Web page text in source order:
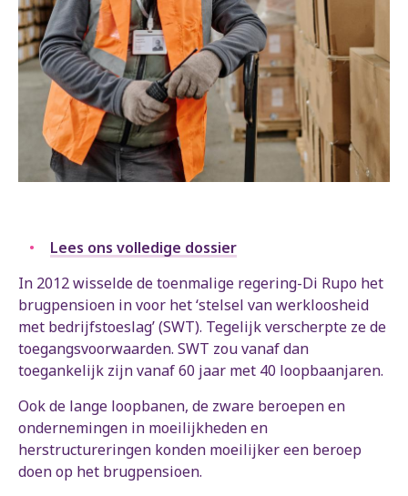
Lees ons volledige dossier
In 2012 wisselde de toenmalige regering-Di Rupo het
brugpensioen in voor het ‘stelsel van werkloosheid
met bedrijfstoeslag’ (SWT). Tegelijk verscherpte ze de
toegangsvoorwaarden. SWT zou vanaf dan
toegankelijk zijn vanaf 60 jaar met 40 loopbaanjaren.
Ook de lange loopbanen, de zware beroepen en
ondernemingen in moeilijkheden en
herstructureringen konden moeilijker een beroep
doen op het brugpensioen.